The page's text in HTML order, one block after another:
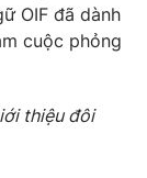
OIF đã dành
cuộc phỏng
thiệu đôi